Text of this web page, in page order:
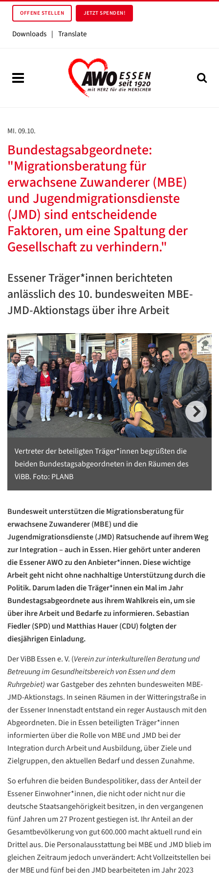
OFFENE STELLEN JETZT SPENDEN!
Downloads | Translate
MI. 09.10.
Bundestagsabgeordnete:
"Migrationsberatung für
erwachsene Zuwanderer (MBE)
und Jugendmigrationsdienste
(JMD) sind entscheidende
Faktoren, um eine Spaltung der
Gesellschaft zu verhindern."
Essener Träger*innen berichteten
anlässlich des 10. bundesweiten MBE-
JMD-Aktionstags über ihre Arbeit
Vertreter der beteiligten Träger*innen begrüßten die
beiden Bundestagsabgeordneten in den Räumen des
ViBB. Foto: PLANB
Bundesweit unterstützen dieMigrationsberatung für
erwachsene Zuwanderer (MBE) unddie
Jugendmigrationsdienste (JMD) Ratsuchende auf ihrem Weg
zur Integration – auch in Essen. Hier gehört unter anderen
die Essener AWO zu den Anbieter*innen. Diese wichtige
Arbeit geht nicht ohne nachhaltige Unterstützung durch die
Politik. Darum laden die Träger*innen ein Mal im Jahr
Bundestagsabgeordnete aus ihrem Wahlkreis ein, um sie
über ihre Arbeit und Bedarfe zu informieren. Sebastian
Fiedler (SPD) und Matthias Hauer (CDU) folgten der
diesjährigen Einladung.
Der ViBB Essen e. V. (Verein zur interkulturellen Beratung und
Betreuung im Gesundheitsbereich von Essen und dem
Ruhrgebiet)war Gastgeber des zehnten bundesweiten MBE-
JMD-Aktionstags. In seinen Räumen in der Witteringstraße in
der Essener Innenstadt entstand ein reger Austausch mit den
Abgeordneten. Die in Essen beteiligten Träger*innen
informierten über die Rolle von MBE und JMD bei der
Integration durch Arbeit und Ausbildung, über Ziele und
Zielgruppen, den aktuellen Bedarf und dessen Zunahme.
So erfuhren die beiden Bundespolitiker, dass der Anteil der
Essener Einwohner*innen, die nicht oder nicht nur die
deutsche Staatsangehörigkeit besitzen, in den vergangenen
fünf Jahren um 27 Prozent gestiegen ist. Ihr Anteil an der
Gesamtbevölkerung von gut 600.000 macht aktuell rund ein
Drittel aus. Die Personalausstattung bei MBE und JMD blieb im
gleichen Zeitraum jedoch unverändert: Acht Vollzeitstellen bei
der MBE und fünf bei den JMD bearbeiteten im Jahr 2023